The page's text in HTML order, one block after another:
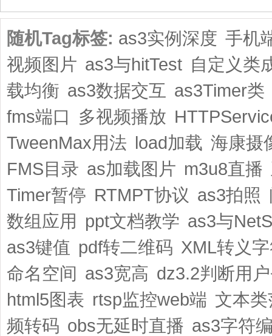
随机Tag标签: as3实例深度 手机
视频图片 as3与hitTest 自定义类
载均衡 as3数据交互 as3Timer类
fms端口
多视频播放
TweenMax用法 load加载 海康摄
FMS目录 as加载图片 m3u8直播
Timer暂停 RTMPT协议 as3拍照
数组应用 ppt文档教学 as3与
as3键值 pdf转二维码 XML转义
命名空间 as3宽高 dz3.2判断用
html5图表 rtsp监控web端 文本
频转码 obs无延时直播 as3字符